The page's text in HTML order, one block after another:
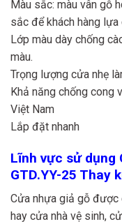
Màu sắc: màu vân gỗ
sắc để khách hàng lựa
Lớp màu dày chống
màu.
Trọng lượng cửa nhẹ
Khả năng chống cong
Việt Nam
Lắp đặt nhanh
Lĩnh vực sử dụng
GTD.YY-25 Thay
Cửa nhựa giả gỗ được
hay cửa nhà vệ sinh,